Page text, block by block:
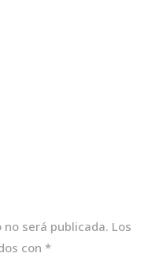
será publicada. Los
con *